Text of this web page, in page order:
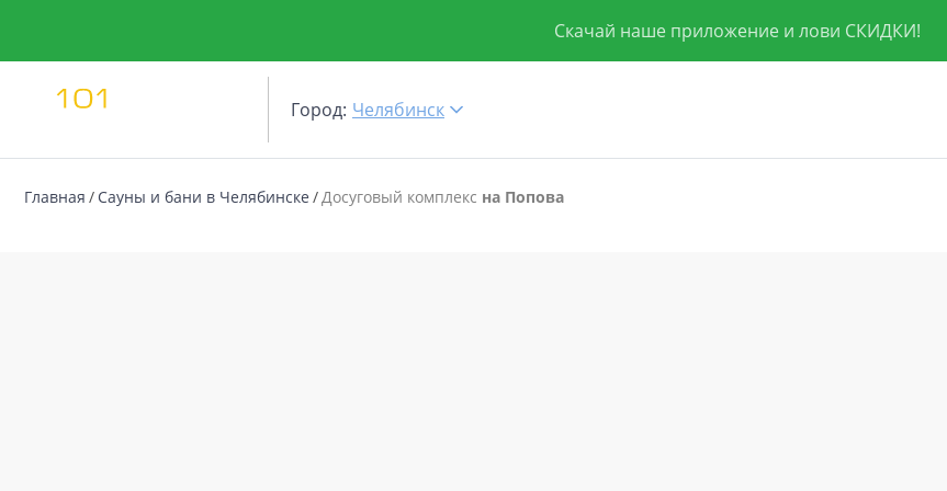
Скачай наше приложение и лови СКИДКИ!
Город: Челябинск
Главная Сауны и бани в Челябинске Досуговый комплекс на Попова